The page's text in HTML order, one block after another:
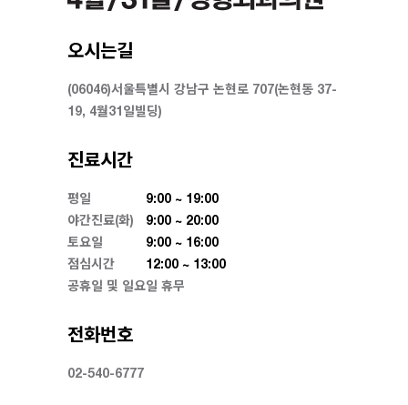
오시는길
(06046)서울특별시 강남구 논현로 707(논현동 37-
19, 4월31일빌딩)
진료시간
평일
9:00 ~ 19:00
야간진료(화)
9:00 ~ 20:00
토요일
9:00 ~ 16:00
점심시간
12:00 ~ 13:00
공휴일 및 일요일 휴무
전화번호
02-540-6777